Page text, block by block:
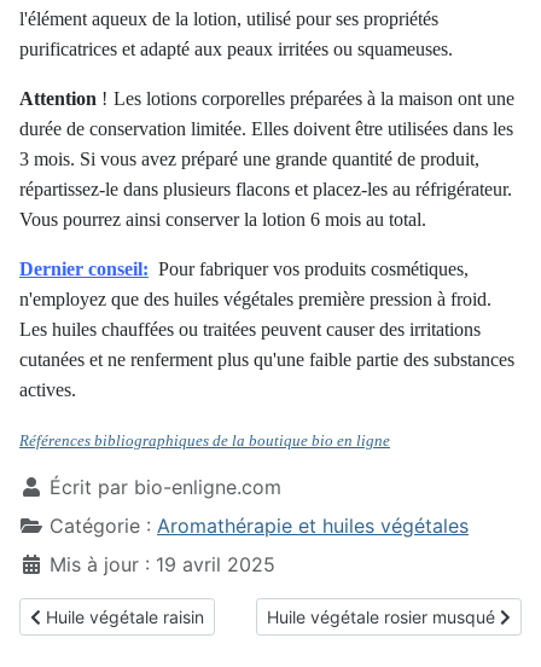
l'élément aqueux de la lotion, utilisé pour ses propriétés
purificatrices et adapté aux peaux irritées ou squameuses.
Attention ! Les lotions corporelles préparées à la maison ont une
durée de conservation limitée. Elles doivent être utilisées dans les
3 mois. Si vous avez préparé une grande quantité de produit,
répartissez-le dans plusieurs flacons et placez-les au réfrigérateur.
Vous pourrez ainsi conserver la lotion 6 mois au total.
Dernier conseil: Pour fabriquer vos produits cosmétiques,
n'employez que des huiles végétales première pression à froid.
Les huiles chauffées ou traitées peuvent causer des irritations
cutanées et ne renferment plus qu'une faible partie des substances
actives.
Références bibliographiques de la boutique bio en ligne
Écrit par bio-enligne.com
Catégorie : Aromathérapie et huiles végétales
Mis à jour : 19 avril 2025
Article précédent : Huile végétale raisin
Huile végétale raisin Article suivant : Huile végétale
Huile végétale rosier musqué